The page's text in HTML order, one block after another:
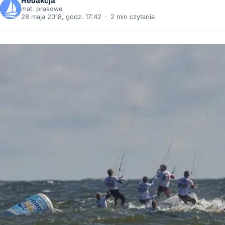
mat. prasowe
28 maja 2018, godz. 17:42 · 2 min czytania